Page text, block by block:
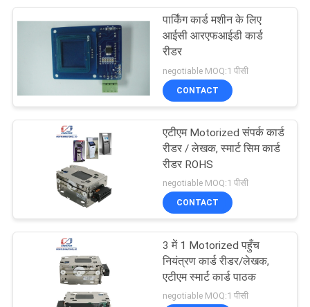
एक
करे
PRIVACY
POLICY
पार्किंग कार्ड मशीन के लिए
आईसी आरएफआईडी कार्ड
रीडर
negotiable MOQ:1 पीसी
CONTACT
एटीएम Motorized संपर्क कार्ड
रीडर / लेखक, स्मार्ट सिम कार्ड
रीडर ROHS
negotiable MOQ:1 पीसी
CONTACT
3 में 1 Motorized पहुँच
नियंत्रण कार्ड रीडर/लेखक,
एटीएम स्मार्ट कार्ड पाठक
negotiable MOQ:1 पीसी